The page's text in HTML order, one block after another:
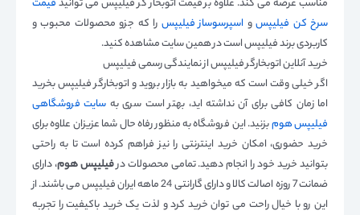
مناسب عرضه می کند. علاوه بر قیمت اتوبخار گر فیلیپس می توانید قیمت
سرخ کن فیلیپسو اسپرسوساز فیلیپس را که جزو محصولات محبوب و
کاربردی برند فیلیپس است در همین سایت مشاهده کنید.
خرید آنلاین اتوبخارگر فیلیپس از نمایندگی رسمی فیلیپس
اگر خیلی وقت است که میخواهید به بازار بروید و اتوبخارگر فیلیپس بخرید
اما زمان کافی برای آن نداشته اید، بهتر است سری به سایت فروشگاهی
فیلیپس هومبزنید. این فروشگاه به منظور رفاه حال شما عزیزان علاوه برای
خرید حضوری، امکان خرید اینترنتی را نیز فراهم کرده است تا به راحتی
بتوانید خرید خود را انجام دهید. تمامی محصولات درفیلیپس هوم، دارای
ضمانت 7 روزه اصالت کالا و دارای گارانتی 24 ماهه ایران فیلیپس می باشند. از
این رو با خیال راحت می توان خرید کرد و لذت یک خرید باکیفیت را تجربه